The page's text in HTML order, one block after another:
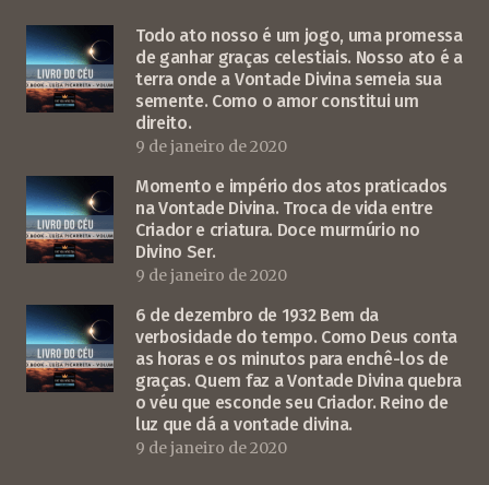
Todo ato nosso é um jogo, uma promessa
de ganhar graças celestiais. Nosso ato é a
terra onde a Vontade Divina semeia sua
semente. Como o amor constitui um
direito.
9 de janeiro de 2020
Momento e império dos atos praticados
na Vontade Divina. Troca de vida entre
Criador e criatura. Doce murmúrio no
Divino Ser.
9 de janeiro de 2020
6 de dezembro de 1932 Bem da
verbosidade do tempo. Como Deus conta
as horas e os minutos para enchê-los de
graças. Quem faz a Vontade Divina quebra
o véu que esconde seu Criador. Reino de
luz que dá a vontade divina.
9 de janeiro de 2020